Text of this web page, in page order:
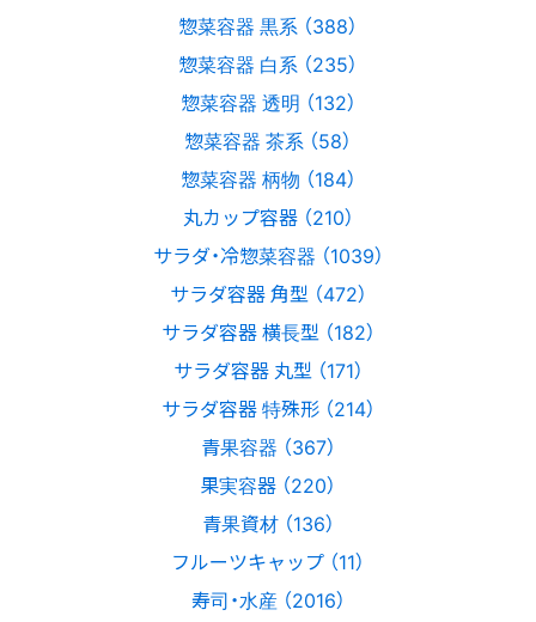
惣菜容器 黒系 （388）
惣菜容器 白系 （235）
惣菜容器 透明 （132）
惣菜容器 茶系 （58）
惣菜容器 柄物 （184）
丸カップ容器 （210）
サラダ・冷惣菜容器 （1039）
サラダ容器 角型 （472）
サラダ容器 横長型 （182）
サラダ容器 丸型 （171）
サラダ容器 特殊形 （214）
青果容器 （367）
果実容器 （220）
青果資材 （136）
フルーツキャップ （11）
寿司・水産 （2016）